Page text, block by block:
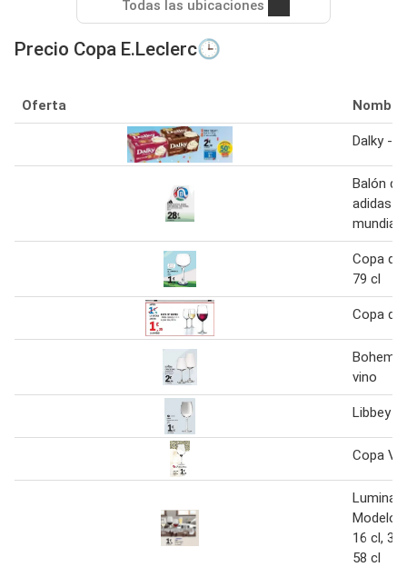
Todas las ubicaciones
Precio Copa E.Leclerc🕒
Oferta Nombre
Dalky -
Balón
adidas
mundial
Copa
79 cl
Copa de
vino
Libbey -
Copa
Modelo
16 cl, 38
58 cl